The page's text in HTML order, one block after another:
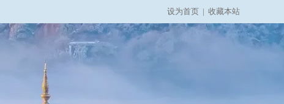
设为首页 | 收藏本站